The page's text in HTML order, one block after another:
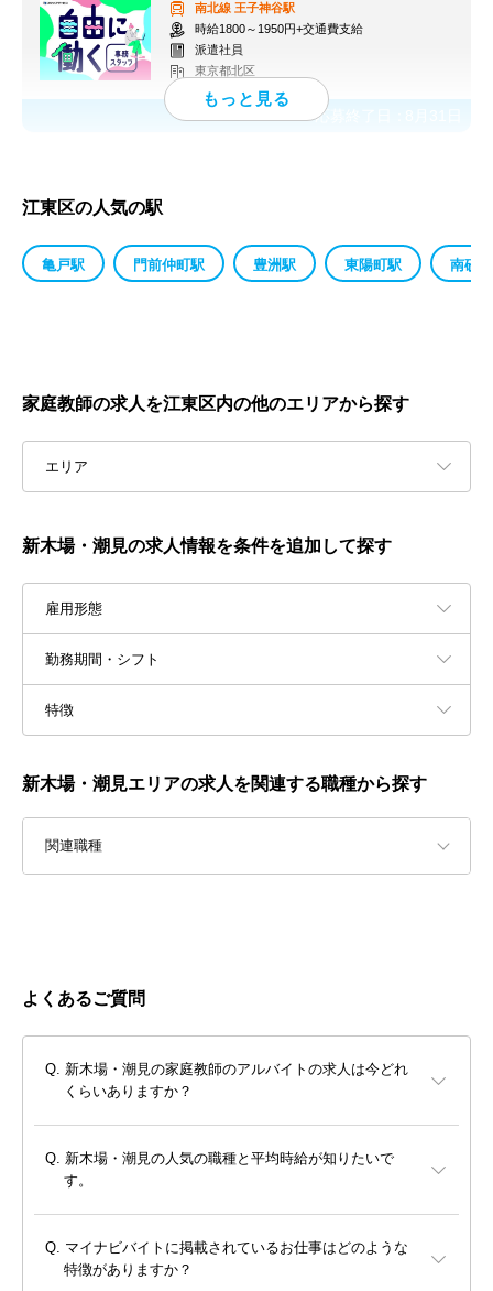
南北線 王子神谷駅
時給1800～1950円+交通費支給
派遣社員
東京都北区
応募終了日：
江東区の人気の駅
亀戸駅 門前仲町駅 豊洲駅 東陽町駅 南砂
家庭教師の求人を江東区内の他のエリアから探す
エリア
新木場・潮見の求人情報を条件を追加して探す
雇用形態
勤務期間・シフト
特徴
新木場・潮見エリアの求人を関連する職種から探す
関連職種
よくあるご質問
新木場・潮見の家庭教師のアルバイトの求人は今どれ
くらいありますか？
新木場・潮見の人気の職種と平均時給が知りたいで
す。
マイナビバイトに掲載されているお仕事はどのような
特徴がありますか？